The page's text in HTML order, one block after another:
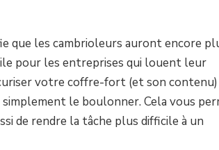
que les cambrioleurs auront encore
pour les entreprises qui louent leur
votre coffre-fort (et son
le boulonner. Cela vous
de rendre la tâche plus difficile à un